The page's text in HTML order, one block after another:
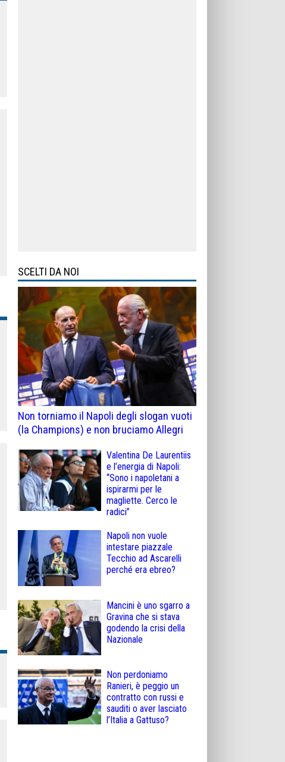
SCELTI DA NOI
Non torniamo il Napoli degli slogan vuoti
(la Champions) e non bruciamo Allegri
Valentina De Laurentiis
e l’energia di Napoli:
“Sono i napoletani a
ispirarmi per le
magliette. Cerco le
radici”
Napoli non vuole
intestare piazzale
Tecchio ad Ascarelli
perché era ebreo?
Mancini è uno sgarro a
Gravina che si stava
godendo la crisi della
Nazionale
Non perdoniamo
Ranieri, è peggio un
contratto con russi e
sauditi o aver lasciato
l’Italia a Gattuso?